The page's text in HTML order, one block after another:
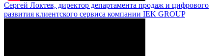
Сергей Локтев, директор департамента продаж и цифрового
развития клиентского сервиса компании IEK GROUP